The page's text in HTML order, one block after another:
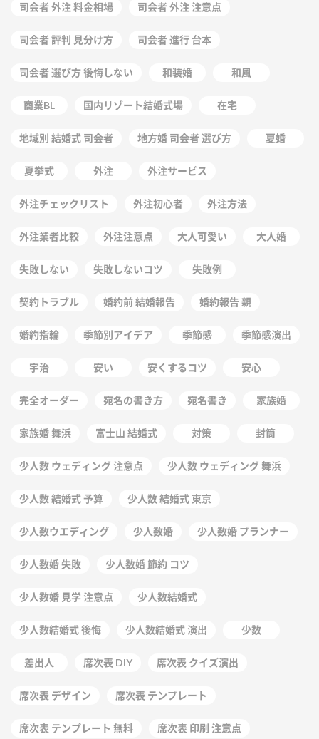
司会者 外注 料金相場 司会者 外注 注意点
司会者 評判 見分け方 司会者 進行 台本
司会者 選び方 後悔しない 和装婚 和風
商業BL 国内リゾート結婚式場 在宅
地域別 結婚式 司会者 地方婚 司会者 選び方 夏婚
夏挙式 外注 外注サービス
外注チェックリスト 外注初心者 外注方法
外注業者比較 外注注意点 大人可愛い 大人婚
失敗しない 失敗しないコツ 失敗例
契約トラブル 婚約前 結婚報告 婚約報告 親
婚約指輪 季節別アイデア 季節感 季節感演出
宇治 安い 安くするコツ 安心
完全オーダー 宛名の書き方 宛名書き 家族婚
家族婚 舞浜 富士山 結婚式 対策 封筒
少人数 ウェディング 注意点 少人数 ウェディング 舞浜
少人数 結婚式 予算 少人数 結婚式 東京
少人数ウエディング 少人数婚 少人数婚 プランナー
少人数婚 失敗 少人数婚 節約 コツ
少人数婚 見学 注意点 少人数結婚式
少人数結婚式 後悔 少人数結婚式 演出 少数
差出人 席次表 DIY 席次表 クイズ演出
席次表 デザイン 席次表 テンプレート
席次表 テンプレート 無料 席次表 印刷 注意点